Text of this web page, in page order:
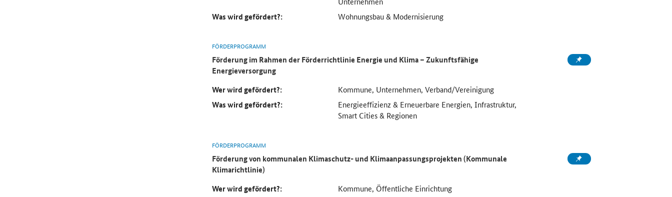
Was wird gefördert?: Wohnungsbau & Modernisierung
FÖRDERPROGRAMM
Förderung im Rahmen der Förderrichtlinie Energie und Klima – Zukunftsfähige
Energieversorgung
Wer wird gefördert?:
Kommune, Unternehmen, Verband/Vereinigung
Was wird gefördert?:
Energieeffizienz & Erneuerbare Energien, Infrastruktur,
Smart Cities & Regionen
FÖRDERPROGRAMM
Förderung von kommunalen Klimaschutz- und Klimaanpassungsprojekten (Kommunale
Klimarichtlinie)
Wer wird gefördert?:
Kommune, Öffentliche Einrichtung